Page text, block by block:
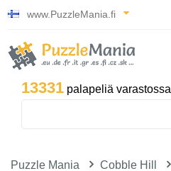
www.PuzzleMania.fi
13331 palapeliä varastossa
Puzzle Mania Cobble Hill